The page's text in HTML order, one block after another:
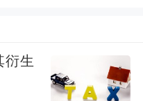
年1月1日开始对
评环节。该行去
衍生